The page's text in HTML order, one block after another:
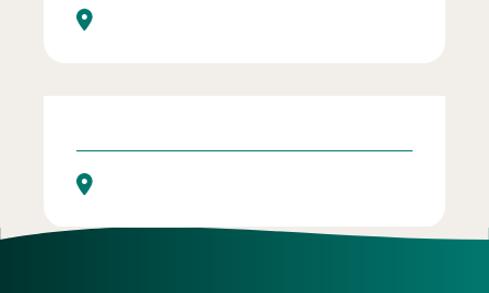
Syötteen keskusvaraamon mökit Rokualla